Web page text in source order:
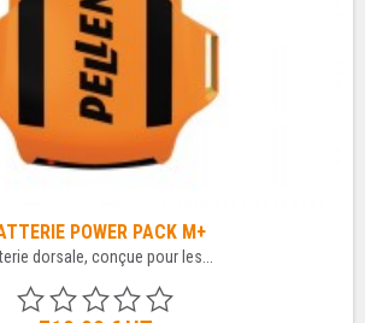
POWER PACK M+
dorsale, conçue pour les...